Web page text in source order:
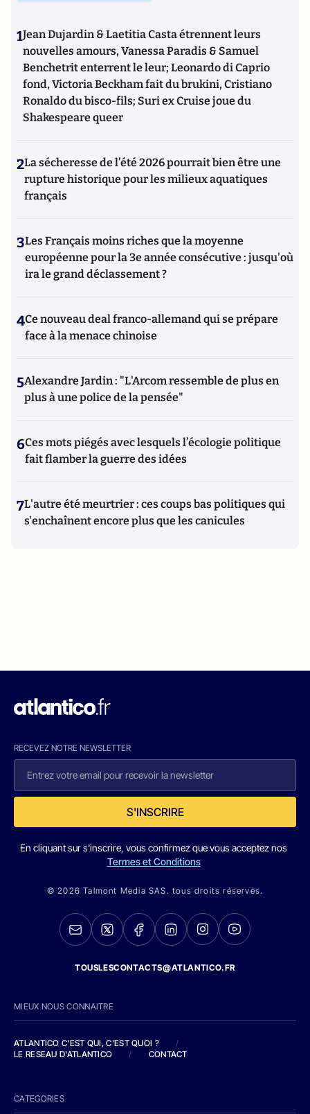
1Jean Dujardin & Laetitia Casta étrennent leurs
nouvelles amours, Vanessa Paradis & Samuel
Benchetrit enterrent le leur; Leonardo di Caprio
fond, Victoria Beckham fait du brukini, Cristiano
Ronaldo du bisco-fils; Suri ex Cruise joue du
Shakespeare queer
2La sécheresse de l’été 2026 pourrait bien être une
rupture historique pour les milieux aquatiques
français
3Les Français moins riches que la moyenne
européenne pour la 3e année consécutive : jusqu'où
ira le grand déclassement ?
4Ce nouveau deal franco-allemand qui se prépare
face à la menace chinoise
5Alexandre Jardin : "L'Arcom ressemble de plus en
plus à une police de la pensée"
6Ces mots piégés avec lesquels l’écologie politique
fait flamber la guerre des idées
7L'autre été meurtrier : ces coups bas politiques qui
s'enchaînent encore plus que les canicules
RECEVEZ NOTRE NEWSLETTER
S'INSCRIRE
En cliquant sur s'inscrire, vous confirmez que vous acceptez nos
Termes et Conditions
© 2026 Talmont Media SAS. tous droits réservés.
TOUSLESCONTACTS@ATLANTICO.FR
MIEUX NOUS CONNAITRE
ATLANTICO C'EST QUI, C'EST QUOI ?
/
LE RESEAU D'ATLANTICO
/ CONTACT
CATEGORIES